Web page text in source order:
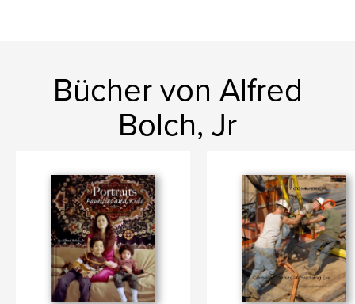
Bücher von Alfred
Bolch, Jr